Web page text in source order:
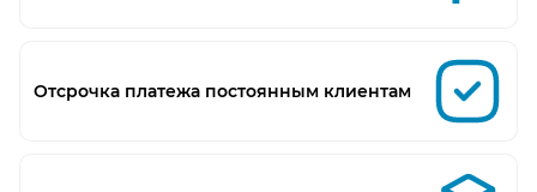
Отсрочка платежа постоянным клиентам